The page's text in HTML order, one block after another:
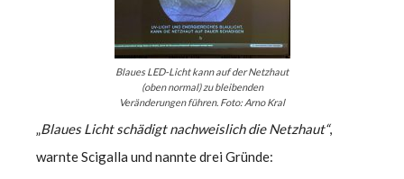
Blaues LED-Licht kann auf der Netzhaut
(oben normal) zu bleibenden
Veränderungen führen. Foto: Arno Kral
„Blaues Licht schädigt nachweislich die Netzhaut“,
warnte Scigalla und nannte drei Gründe: